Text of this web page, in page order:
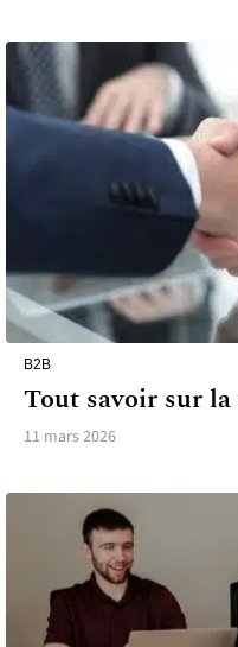
B2B
Tout savoir sur
11 mars 2026